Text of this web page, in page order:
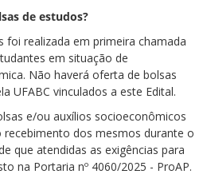
de estudos?
foi realizada em primeira chamada
em situação de
Não haverá oferta de bolsas
UFABC vinculados a este Edital.
e/ou auxílios socioeconômicos
recebimento dos mesmos durante o
que atendidas as exigências para
na Portaria nº 4060/2025 - ProAP.